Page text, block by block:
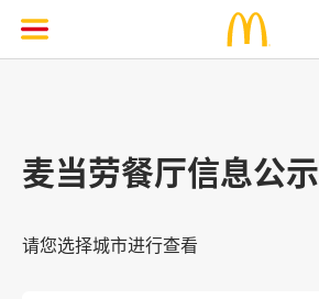
麦当劳餐厅信息公示
请您选择城市进行查看